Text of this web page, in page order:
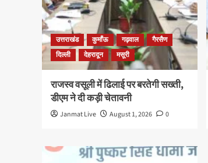
उत्तराखंड कुमाँऊ गढ़वाल
गैरसैण
दिल्ली
देहरादून मसूरी
राजस्व वसूली में ढिलाई पर बरतेगी सख्ती,
डीएम ने दी कड़ी चेतावनी
Janmat Live August 1, 2026 0